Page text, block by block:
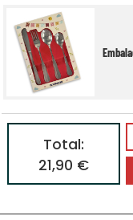
Total:
21,90 €